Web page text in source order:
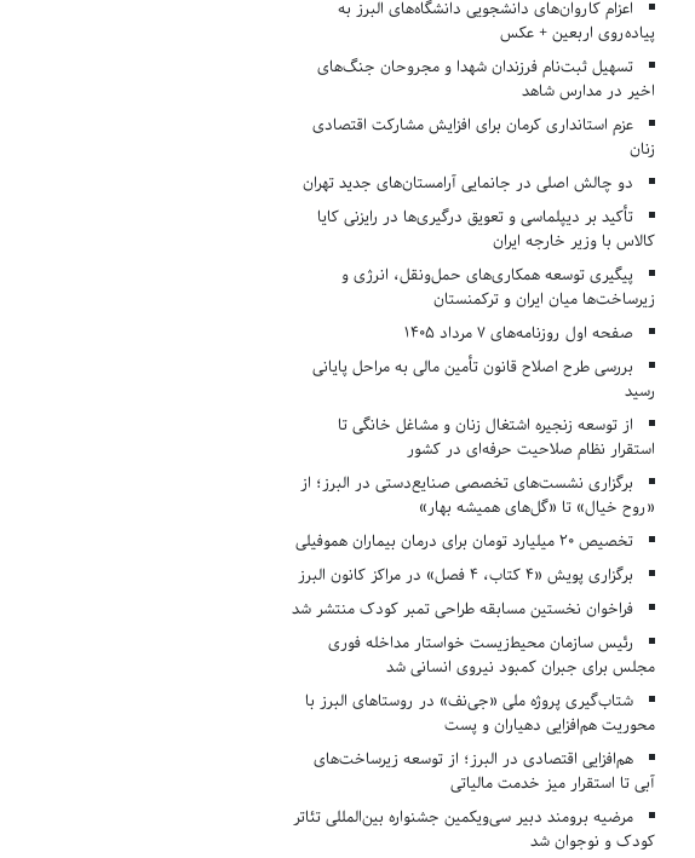
اعزام کاروان‌های دانشجویی دانشگاه‌های البرز به
پیاده‌روی اربعین + عکس
تسهیل ثبت‌نام فرزندان شهدا و مجروحان جنگ‌های
اخیر در مدارس شاهد
عزم استانداری کرمان برای افزایش مشارکت اقتصادی
زنان
دو چالش اصلی در جانمایی آرامستان‌های جدید تهران
تأکید بر دیپلماسی و تعویق درگیری‌ها در رایزنی کایا
کالاس با وزیر خارجه ایران
پیگیری توسعه همکاری‌های حمل‌ونقل، انرژی و
زیرساخت‌ها میان ایران و ترکمنستان
صفحه اول روزنامه‌های 7 مرداد 1405
بررسی طرح اصلاح قانون تأمین مالی به مراحل پایانی
رسید
از توسعه زنجیره اشتغال زنان و مشاغل خانگی تا
استقرار نظام صلاحیت حرفه‌ای در کشور
برگزاری نشست‌های تخصصی صنایع‌دستی در البرز؛ از
«روح خیال» تا «گل‌های همیشه بهار»
تخصیص ۲۰ میلیارد تومان برای درمان بیماران هموفیلی
برگزاری پویش «۴ کتاب، ۴ فصل» در مراکز کانون البرز
فراخوان نخستین مسابقه طراحی تمبر کودک منتشر شد
رئیس سازمان محیط‌زیست خواستار مداخله فوری
مجلس برای جبران کمبود نیروی انسانی شد
شتاب‌گیری پروژه ملی «جی‌نف» در روستاهای البرز با
محوریت هم‌افزایی دهیاران و پست
هم‌افزایی اقتصادی در البرز؛ از توسعه زیرساخت‌های
آبی تا استقرار میز خدمت مالیاتی
مرضیه برومند دبیر سی‌ویکمین جشنواره بین‌المللی تئاتر
کودک و نوجوان شد